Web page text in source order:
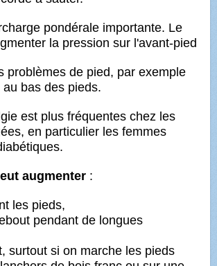
pondérale importante. Le
la pression sur l'avant-pied
problèmes de pied, par exemple
bas des pieds.
est plus fréquentes chez les
en particulier les femmes
augmenter :
les pieds,
pendant de longues
surtout si on marche les pieds